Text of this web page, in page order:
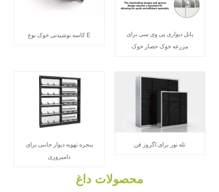
کاسه نوشیدنی خوک نوع E
پانل دیواری پی وی سی برای
مزرعه خوک حصار خوک
پنجره تهویه دیوار جانبی برای
دامپروری
تله نور برای اگزوز فن
محصولات داغ